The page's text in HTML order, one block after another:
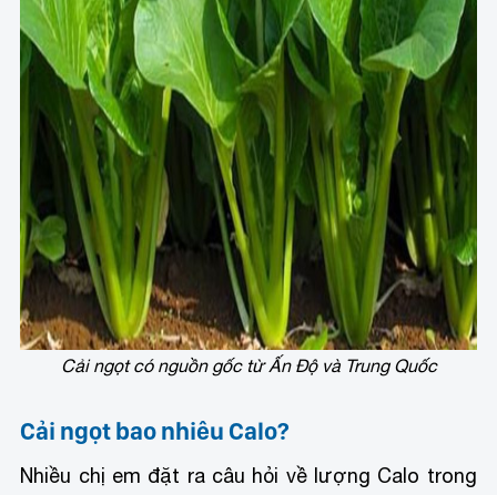
Cải ngọt có nguồn gốc từ Ấn Độ và Trung Quốc
Cải ngọt bao nhiêu Calo?
Nhiều chị em đặt ra câu hỏi về lượng Calo trong